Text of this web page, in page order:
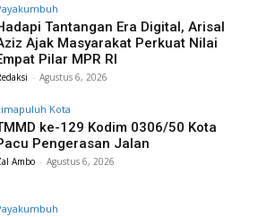
Tantangan Era Digital, Arisal
Ajak Masyarakat Perkuat Nilai
Pilar MPR RI
- Agustus 6, 2026
Kota
ke-129 Kodim 0306/50 Kota
Pengerasan Jalan
Ambo - Agustus 6, 2026